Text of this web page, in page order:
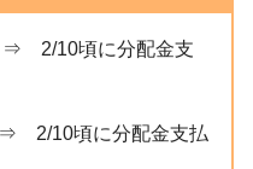
⇒ 2/10頃に分配金支
2/10頃に分配金支払